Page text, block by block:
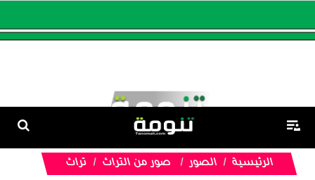
الرئيسية الصور صور من التراث تراث